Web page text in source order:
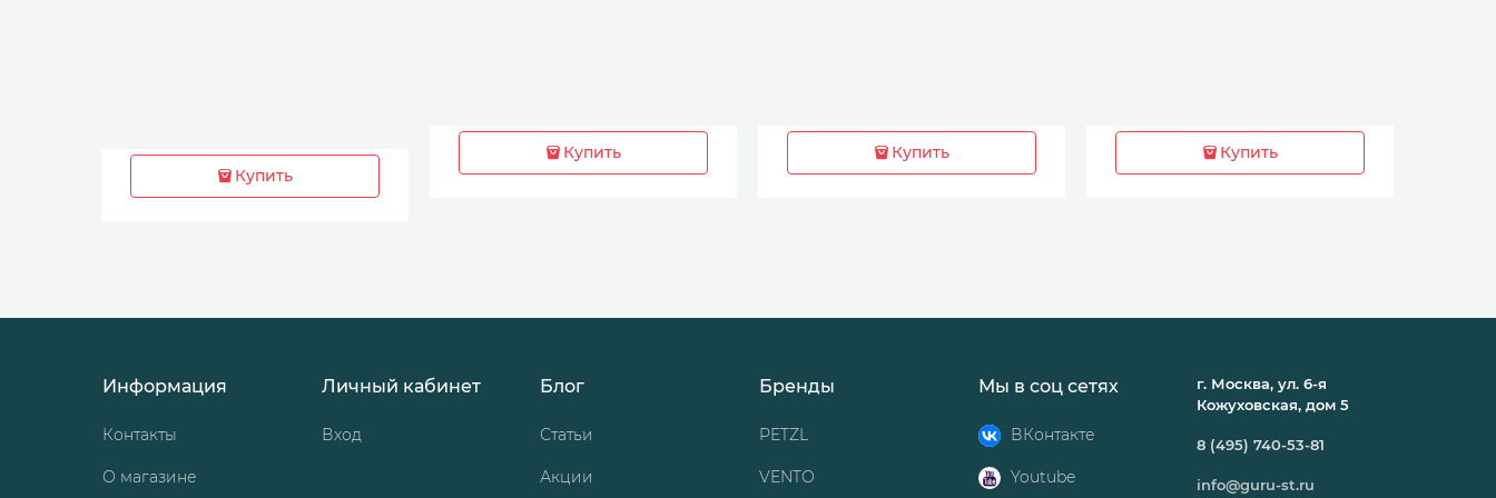
Купить
Купить Купить Купить
Информация
Контакты
О магазине
Личный кабинет
Вход
Блог
Статьи
Акции
Бренды
PETZL
VENTO
Мы в соц сетях
ВКонтакте
Youtube
г. Москва, ул. 6-я
Кожуховская, дом 5
8 (495) 740-53-81
info@guru-st.ru